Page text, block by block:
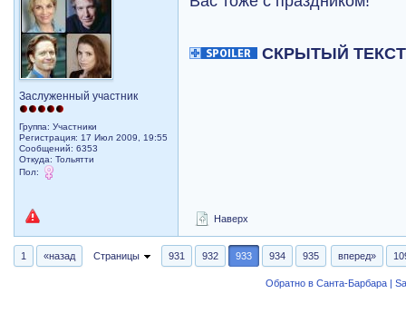
Заслуженный участник
Группа: Участники
Регистрация: 17 Июл 2009, 19:55
Сообщений: 6353
Откуда: Тольятти
Пол:
СКРЫТЫЙ ТЕКСТ
Наверх
1 «назад Страницы 931 932 933 934 935 вперед»
Обратно в Санта-Барбара |